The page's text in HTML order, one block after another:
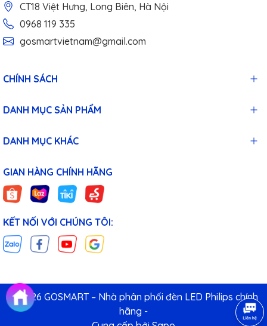
CT18 Việt Hưng, Long Biên, Hà Nội
0968 119 335
gosmartvietnam@gmail.com
CHÍNH SÁCH
DANH MỤC SẢN PHẨM
DANH MỤC KHÁC
GIAN HÀNG CHÍNH HÃNG
KẾT NỐI VỚI CHÚNG TÔI:
© 2026 GOSMART – Nhà phân phối đèn LED Philips chính
hãng -